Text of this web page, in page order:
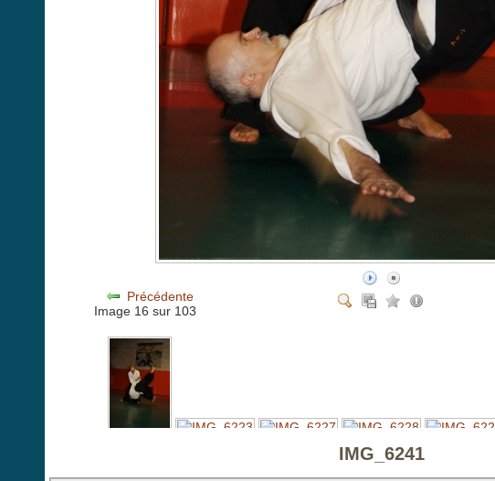
Précédente
Image 16 sur 103
IMG_6241